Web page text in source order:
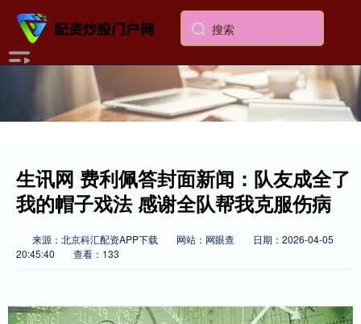
生讯网 费利佩答封面新闻：队友成全了
我的帽子戏法 感谢全队帮我克服伤病
来源：北京科汇配资APP下载 网站：网眼查
日期：2026-04-05
20:45:40
查看：133